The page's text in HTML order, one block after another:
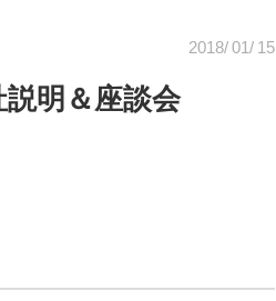
2018/01/ 15
明＆座談会